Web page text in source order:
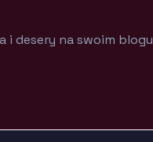
i desery na swoim blogu